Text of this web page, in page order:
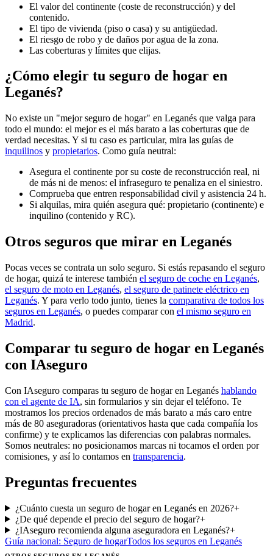
El valor del continente (coste de reconstrucción) y del
contenido.
El tipo de vivienda (piso o casa) y su antigüedad.
El riesgo de robo y de daños por agua de la zona.
Las coberturas y límites que elijas.
¿Cómo elegir tu seguro de hogar en
Leganés?
No existe un "mejor seguro de hogar" en Leganés que valga para
todo el mundo: el mejor es el más barato a las coberturas que de
verdad necesitas. Y si tu caso es particular, mira las guías de
inquilinos y propietarios. Como guía neutral:
Asegura el continente por su coste de reconstrucción real, ni
de más ni de menos: el infraseguro te penaliza en el siniestro.
Comprueba que entren responsabilidad civil y asistencia 24 h.
Si alquilas, mira quién asegura qué: propietario (continente) e
inquilino (contenido y RC).
Otros seguros que mirar en Leganés
Pocas veces se contrata un solo seguro. Si estás repasando el seguro
de hogar, quizá te interese también el seguro de coche en Leganés,
el seguro de moto en Leganés, el seguro de patinete eléctrico en
Leganés. Y para verlo todo junto, tienes la comparativa de todos los
seguros en Leganés, o puedes comparar con el mismo seguro en
Madrid.
Comparar tu seguro de hogar en Leganés
con IAseguro
Con IAseguro comparas tu seguro de hogar en Leganés hablando
con el agente de IA, sin formularios y sin dejar el teléfono. Te
mostramos los precios ordenados de más barato a más caro entre
más de 80 aseguradoras (orientativos hasta que cada compañía los
confirme) y te explicamos las diferencias con palabras normales.
Somos neutrales: no posicionamos marcas ni tocamos el orden por
comisiones, y así lo contamos en transparencia.
Preguntas frecuentes
¿Cuánto cuesta un seguro de hogar en Leganés en 2026?+
¿De qué depende el precio del seguro de hogar?+
¿IAseguro recomienda alguna aseguradora en Leganés?+
Guía nacional: Seguro de hogarTodos los seguros en Leganés